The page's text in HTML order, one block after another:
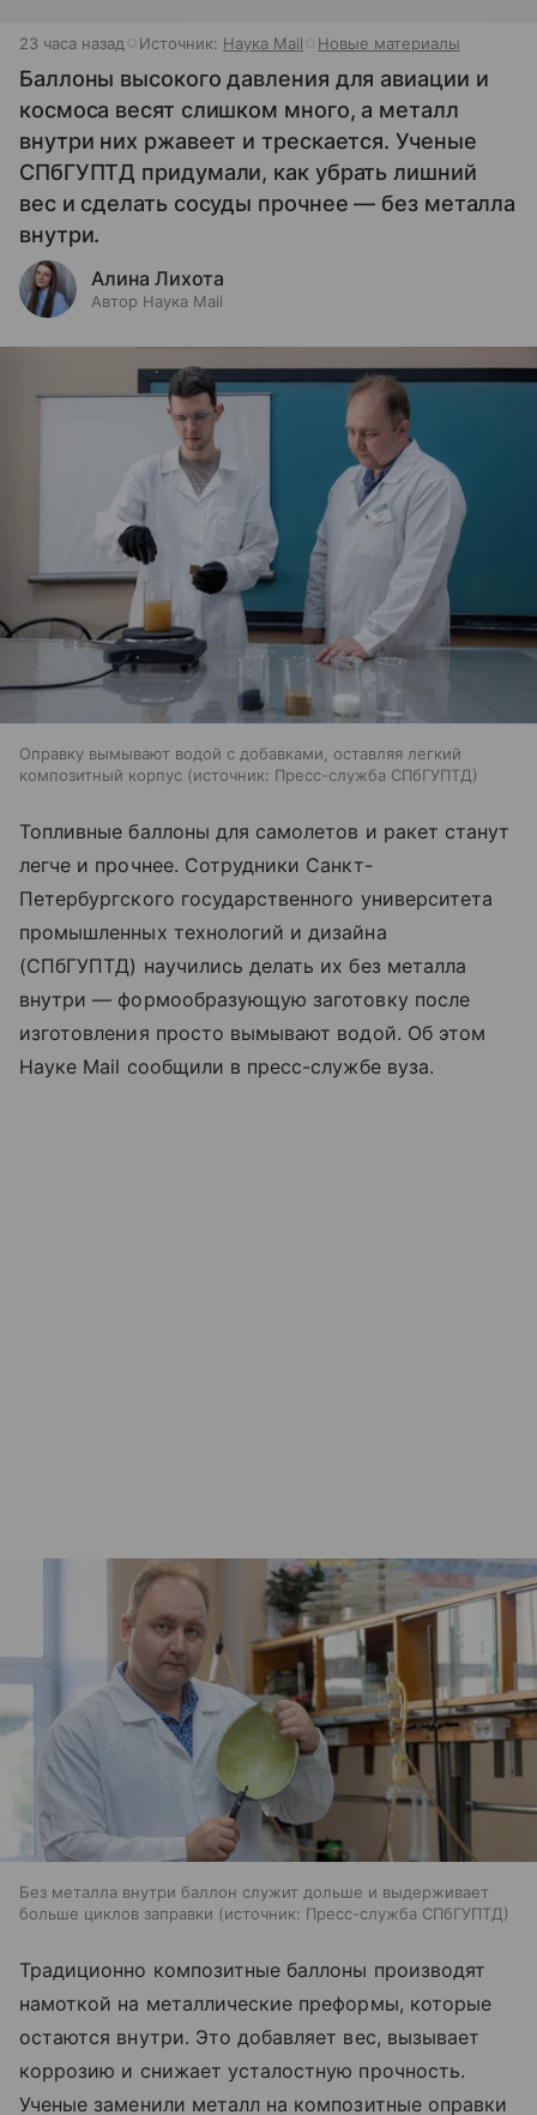
23 часа назад Источник: Наука Mail Новые материалы
Баллоны высокого давления для авиации и
космоса весят слишком много, а металл
внутри них ржавеет и трескается. Ученые
СПбГУПТД придумали, как убрать лишний
вес и сделать сосуды прочнее — без металла
внутри.
Алина Лихота
Автор Наука Mail
Оправку вымывают водой с добавками, оставляя легкий
композитный корпус
источник: Пресс-служба СПбГУПТД
Топливные баллоны для самолетов и ракет станут
легче и прочнее. Сотрудники Санкт-
Петербургского государственного университета
промышленных технологий и дизайна
(СПбГУПТД) научились делать их без металла
внутри — формообразующую заготовку после
изготовления просто вымывают водой. Об этом
Науке Mail сообщили в пресс-службе вуза.
Без металла внутри баллон служит дольше и выдерживает
больше циклов заправки
источник: Пресс-служба СПбГУПТД
Традиционно композитные баллоны производят
намоткой на металлические преформы, которые
остаются внутри. Это добавляет вес, вызывает
коррозию и снижает усталостную прочность.
Ученые заменили металл на композитные оправки